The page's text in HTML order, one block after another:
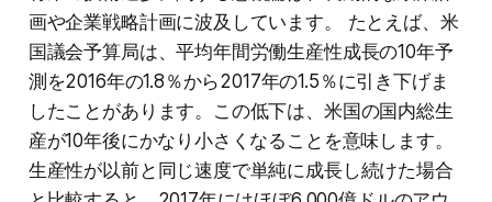
画や企業戦略計画に波及しています。 たとえば、米
国議会予算局は、平均年間労働生産性成長の10年予
測を2016年の1.8％から2017年の1.5％に引き下げま
したことがあります。この低下は、米国の国内総生
産が10年後にかなり小さくなることを意味します。
生産性が以前と同じ速度で単純に成長し続けた場合